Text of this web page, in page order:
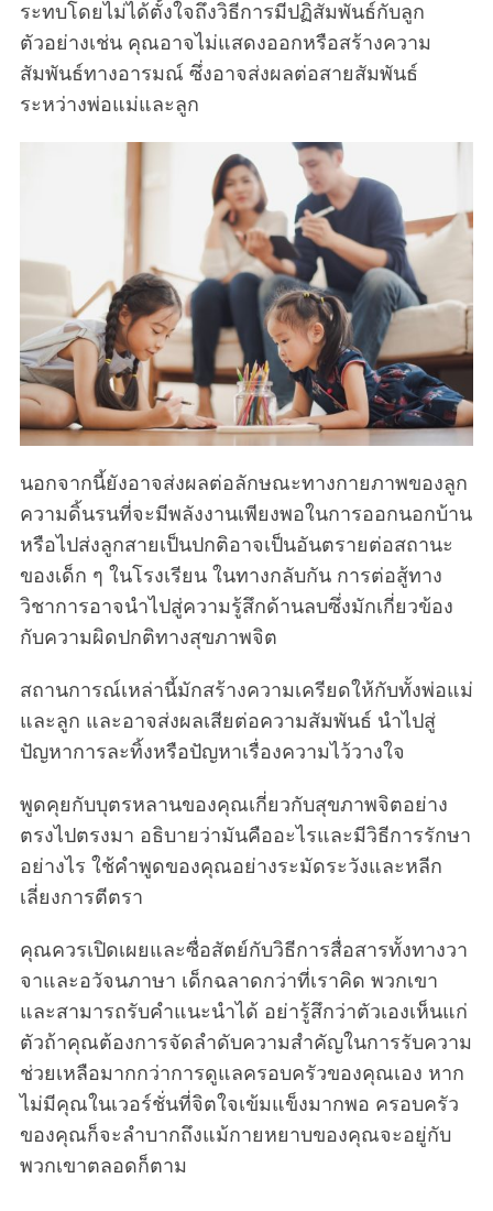
ระทบโดยไม่ได้ตั้งใจถึงวิธีการมีปฏิสัมพันธ์กับลูก
ตัวอย่างเช่น คุณอาจไม่แสดงออกหรือสร้างความ
สัมพันธ์ทางอารมณ์ ซึ่งอาจส่งผลต่อสายสัมพันธ์
ระหว่างพ่อแม่และลูก
นอกจากนี้ยังอาจส่งผลต่อลักษณะทางกายภาพของลูก
ความดิ้นรนที่จะมีพลังงานเพียงพอในการออกนอกบ้าน
หรือไปส่งลูกสายเป็นปกติอาจเป็นอันตรายต่อสถานะ
ของเด็ก ๆ ในโรงเรียน ในทางกลับกัน การต่อสู้ทาง
วิชาการอาจนำไปสู่ความรู้สึกด้านลบซึ่งมักเกี่ยวข้อง
กับความผิดปกติทางสุขภาพจิต
สถานการณ์เหล่านี้มักสร้างความเครียดให้กับทั้งพ่อแม่
และลูก และอาจส่งผลเสียต่อความสัมพันธ์ นำไปสู่
ปัญหาการละทิ้งหรือปัญหาเรื่องความไว้วางใจ
พูดคุยกับบุตรหลานของคุณเกี่ยวกับสุขภาพจิตอย่าง
ตรงไปตรงมา อธิบายว่ามันคืออะไรและมีวิธีการรักษา
อย่างไร ใช้คำพูดของคุณอย่างระมัดระวังและหลีก
เลี่ยงการตีตรา
คุณควรเปิดเผยและซื่อสัตย์กับวิธีการสื่อสารทั้งทางวา
จาและอวัจนภาษา เด็กฉลาดกว่าที่เราคิด พวกเขา
และสามารถรับคำแนะนำได้ อย่ารู้สึกว่าตัวเองเห็นแก่
ตัวถ้าคุณต้องการจัดลำดับความสำคัญในการรับความ
ช่วยเหลือมากกว่าการดูแลครอบครัวของคุณเอง หาก
ไม่มีคุณในเวอร์ชั่นที่จิตใจเข้มแข็งมากพอ ครอบครัว
ของคุณก็จะลำบากถึงแม้กายหยาบของคุณจะอยู่กับ
พวกเขาตลอดก็ตาม